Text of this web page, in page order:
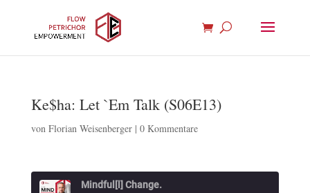
Ke$ha: Let `Em Talk (S06E13)
von Florian Weisenberger| 0 Kommentare
Mindful[l] Change.